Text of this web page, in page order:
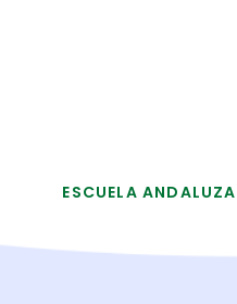
ESCUELA